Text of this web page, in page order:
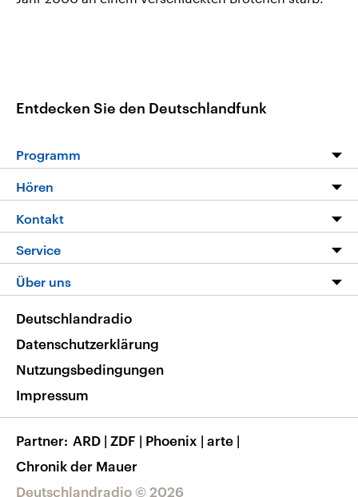
Entdecken Sie den Deutschlandfunk
Programm
Die Nachrichten
Nachrichtenleicht
Neue Beiträge auf dlf.de
Hören
Livestream
Podcasts
Deutschlandfunk App
Nachrichten App
Frequenzen
Kontakt
Hörerservice
Service
FAQ
Veranstaltungen
Musikliste
RSS
Über uns
Barrierefreiheit
Deutschlandradio © 2026
Deutschlandradio
Datenschutzerklärung
Nutzungsbedingungen
Impressum
Partner ARD | ZDF | Phoenix | arte |
Chronik der Mauer